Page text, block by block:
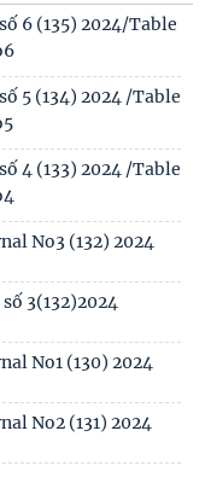
chuẩn, văn
dự
tra điều kiện,
thí
6 (135) 2024/Table
5 (134) 2024 /Table
4 (133) 2024 /Table
No3 (132) 2024
3(132)2024
No1 (130) 2024
No2 (131) 2024